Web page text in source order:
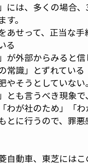
には、多くの場合
。
あせって、正当な手
る
が外部からみると
常識」とずれている
やそうとしていない
とも言うべき現象
わが社のため」「
とに行うので、罪悪
自動車、東芝には